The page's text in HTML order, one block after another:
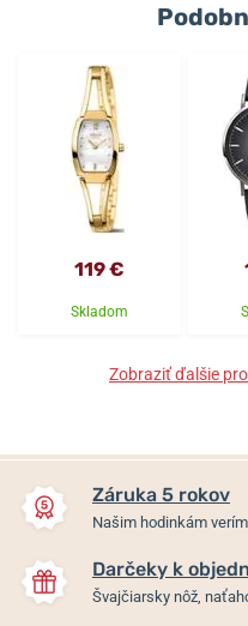
119 €
Skladom
Zobraziť ďalšie
Záruka 5 rokov
Našim hodinkám
Darčeky k
Švajčiarsky nôž,